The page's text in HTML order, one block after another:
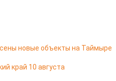
новые объекты на Таймыре
край 10 августа